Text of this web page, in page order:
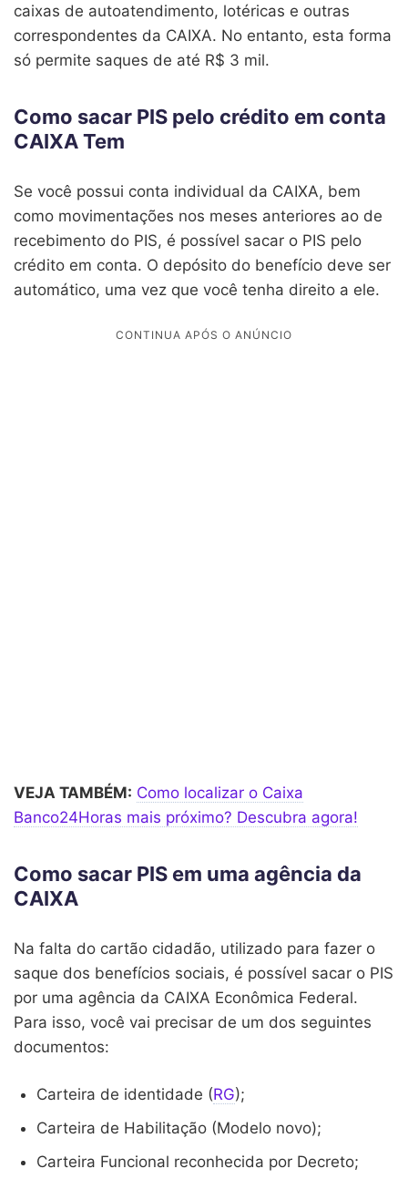
caixas de autoatendimento, lotéricas e outras
correspondentes da CAIXA. No entanto, esta forma
só permite saques de até R$ 3 mil.
Como sacar PIS pelo crédito em conta
CAIXA Tem
Se você possui conta individual da CAIXA, bem
como movimentações nos meses anteriores ao de
recebimento do PIS, é possível sacar o PIS pelo
crédito em conta. O depósito do benefício deve ser
automático, uma vez que você tenha direito a ele.
VEJA TAMBÉM: Como localizar o Caixa
Banco24Horas mais próximo? Descubra agora!
Como sacar PIS em uma agência da
CAIXA
Na falta do cartão cidadão, utilizado para fazer o
saque dos benefícios sociais, é possível sacar o PIS
por uma agência da CAIXA Econômica Federal.
Para isso, você vai precisar de um dos seguintes
documentos:
Carteira de identidade (RG);
Carteira de Habilitação (Modelo novo);
Carteira Funcional reconhecida por Decreto;